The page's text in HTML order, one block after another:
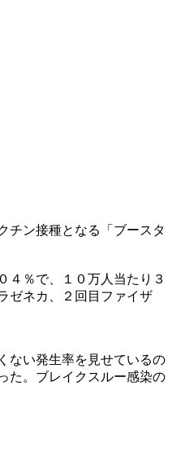
チン接種となる「ブースタ
４％で、１０万人当たり３
ゼネカ、２回目ファイザ
ない発生率を見せているの
た。ブレイクスルー感染の